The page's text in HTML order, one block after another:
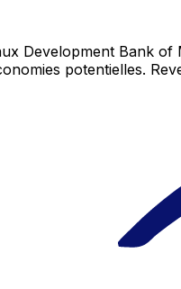
Development Bank
potentielles.